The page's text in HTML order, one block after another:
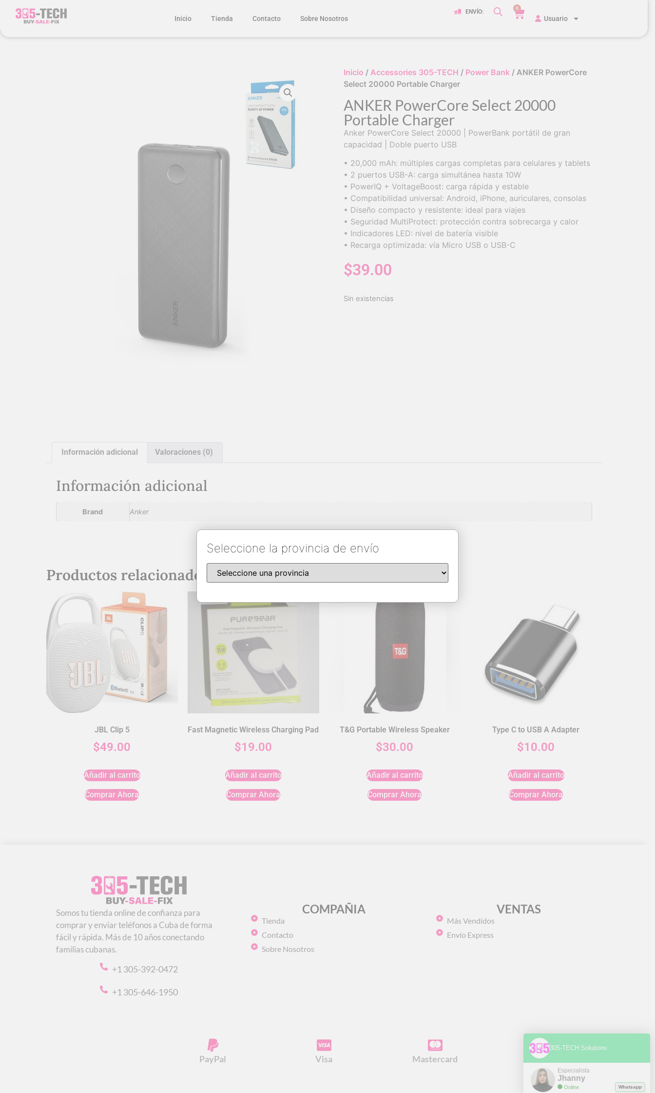
Inicio Tienda Contacto Sobre Nosotros
ENVÍO:
0
Usuario
Inicio / Accessories 305-TECH / Power Bank/ ANKER PowerCore
Select 20000 Portable Charger
ANKER PowerCore Select 20000
Portable Charger
Anker PowerCore Select 20000 | PowerBank portátil de gran
capacidad | Doble puerto USB
• 20,000 mAh: múltiples cargas completas para celulares y tablets
• 2 puertos USB-A: carga simultánea hasta 10W
• PowerIQ + VoltageBoost: carga rápida y estable
• Compatibilidad universal: Android, iPhone, auriculares, consolas
• Diseño compacto y resistente: ideal para viajes
• Seguridad MultiProtect: protección contra sobrecarga y calor
• Indicadores LED: nivel de batería visible
• Recarga optimizada: vía Micro USB o USB-C
$39.00
Sin existencias
Información adicional Valoraciones (0)
Información adicional
Brand Anker
Productos relacionados
JBL Clip 5
$49.00
Añadir al carrito
Comprar Ahora
Fast Magnetic Wireless Charging Pad
$19.00
Añadir al carrito
Comprar Ahora
T&G Portable Wireless Speaker
$30.00
Añadir al carrito
Comprar Ahora
Type C to USB A Adapter
$10.00
Añadir al carrito
Comprar Ahora
Somos tu tienda online de confianza para
comprar y enviar teléfonos a Cuba de forma
fácil y rápida. Más de 10 años conectando
familias cubanas.
+1 305-392-0472
+1 305-646-1950
COMPAÑIA
Tienda
Contacto
Sobre Nosotros
VENTAS
Más Vendidos
Envío Express
PayPal Visa Mastercard
Seleccione la provincia de envío
305-TECH Solutions
Especialista
Jhanny
Online Whatsapp